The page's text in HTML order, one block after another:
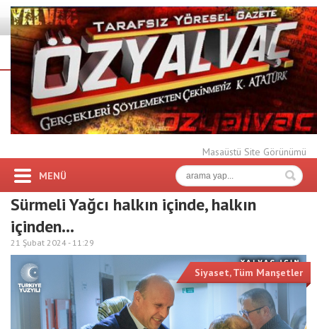
Masaüstü Site Görünümü
MENÜ
Sürmeli Yağcı halkın içinde, halkın
içinden…
21 Şubat 2024 - 11:29
Siyaset,Tüm Manşetler